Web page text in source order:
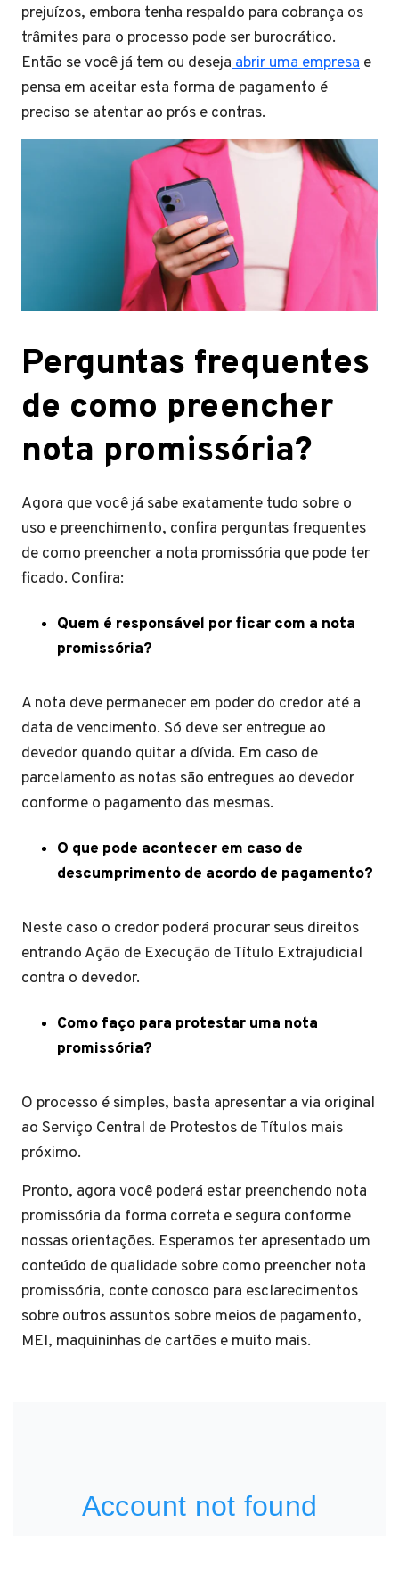
prejuízos, embora tenha respaldo para cobrança os
trâmites para o processo pode ser burocrático.
Então se você já tem ou desejaabrir uma empresa e
pensa em aceitar esta forma de pagamento é
preciso se atentar ao prós e contras.
Perguntas frequentes
de como preencher
nota promissória?
Agora que você já sabe exatamente tudo sobre o
uso e preenchimento, confira perguntas frequentes
de como preencher a nota promissória que pode ter
ficado. Confira:
Quem é responsável por ficar com a nota
promissória?
A nota deve permanecer em poder do credor até a
data de vencimento. Só deve ser entregue ao
devedor quando quitar a dívida. Em caso de
parcelamento as notas são entregues ao devedor
conforme o pagamento das mesmas.
O que pode acontecer em caso de
descumprimento de acordo de pagamento?
Neste caso o credor poderá procurar seus direitos
entrando Ação de Execução de Título Extrajudicial
contra o devedor.
Como faço para protestar uma nota
promissória?
O processo é simples, basta apresentar a via original
ao Serviço Central de Protestos de Títulos mais
próximo.
Pronto, agora você poderá estar preenchendo nota
promissória da forma correta e segura conforme
nossas orientações. Esperamos ter apresentado um
conteúdo de qualidade sobre como preencher nota
promissória, conte conosco para esclarecimentos
sobre outros assuntos sobre meios de pagamento,
MEI, maquininhas de cartões e muito mais.